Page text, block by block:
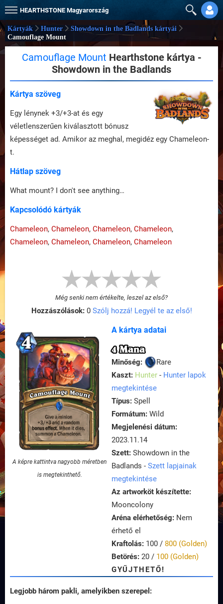
HEARTHSTONE Magyarország
Kártyák Hunter
Showdown in the Badlands kártyái
Camouflage Mount
Camouflage Mount Hearthstone kártya -
Showdown in the Badlands
Kártya szöveg
Egy lénynek +3/+3-at és egy
véletlenszerűen kiválasztott bónusz
képességet ad. Amikor az meghal, megidéz egy Chameleon-
t.
Hátlap szöveg
What mount? I don't see anything…
Kapcsolódó kártyák
Chameleon, Chameleon, Chameleon, Chameleon,
Chameleon, Chameleon, Chameleon, Chameleon
Még senki nem értékelte, leszel az első?
Hozzászólások:0 Szólj hozzá! Legyél te az első!
A képre kattintva nagyobb méretben
is megtekinthető.
A kártya adatai
4 Mana
Minőség:
Rare
Kaszt: Hunter - Hunter lapok
megtekintése
Típus: Spell
Formátum: Wild
Megjelenési dátum:
2023.11.14
Szett: Showdown in the
Badlands - Szett lapjainak
megtekintése
Az artworköt készítette:
Mooncolony
Aréna elérhetőség: Nem
érhető el
Kraftolás: 100 / 800 (Golden)
Betörés: 20 / 100 (Golden)
GYŰJTHETŐ!
Legjobb három pakli, amelyikben szerepel: